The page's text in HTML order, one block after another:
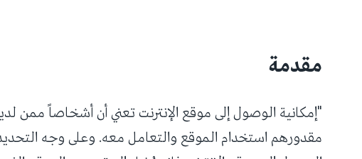
مقدمة
"إمكانية الوصول إلى موقع الإنترنت تعني أن أشخاصاً ممن
مقدورهم استخدام الموقع والتعامل معه. وعلى وجه